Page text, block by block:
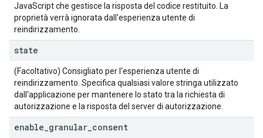
JavaScript che gestisce la risposta del codice restituito. La
proprietà verrà ignorata dall'esperienza utente di
reindirizzamento.
state
(Facoltativo) Consigliato per l'esperienza utente di
reindirizzamento. Specifica qualsiasi valore stringa utilizzato
dall'applicazione per mantenere lo stato tra la richiesta di
autorizzazione e la risposta del server di autorizzazione.
enable granular consent